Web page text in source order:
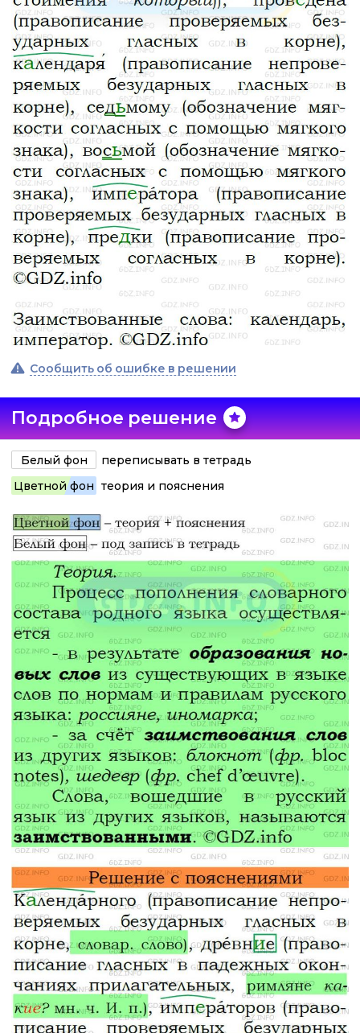
Сообщить об ошибке в решении
Подробное решение
Белый фон
переписывать в тетрадь
Цветной фон теория и пояснения